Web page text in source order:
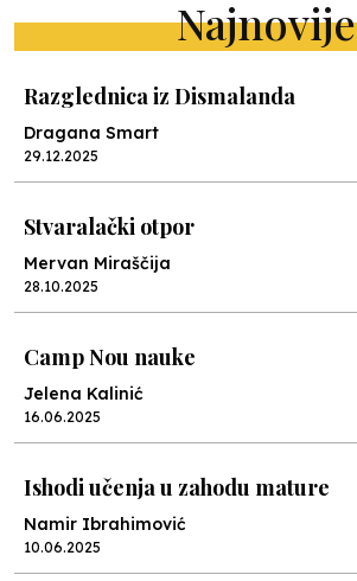
Najnovije
Razglednica iz Dismalanda
Dragana Smart
29.12.2025
Stvaralački otpor
Mervan Miraščija
28.10.2025
Camp Nou nauke
Jelena Kalinić
16.06.2025
Ishodi učenja u zahodu mature
Namir Ibrahimović
10.06.2025